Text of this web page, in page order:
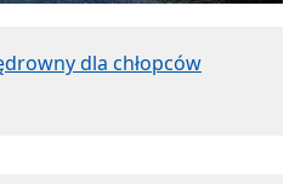
dla chłopców